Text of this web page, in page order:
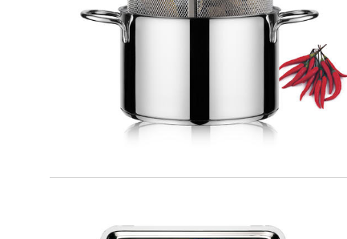
MILANO
Duetto set cuocipasta